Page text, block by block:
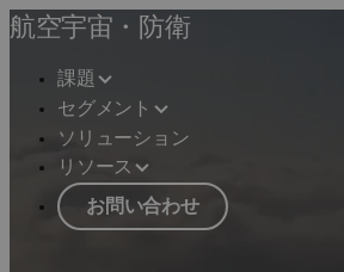
航空宇宙・防衛
課題
セグメント
ソリューション
リソース
お問い合わせ